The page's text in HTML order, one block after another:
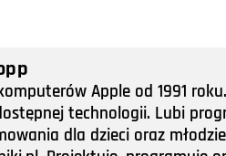
Apple od 1991
technologii. Lubi
dla dzieci oraz